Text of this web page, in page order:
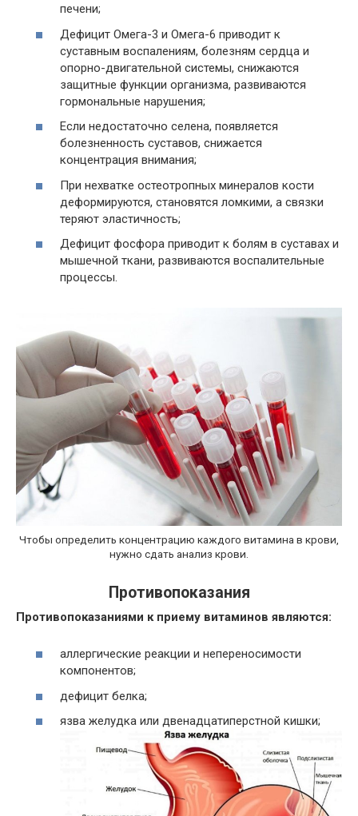
печени;
Дефицит Омега-3 и Омега-6 приводит к
суставным воспалениям, болезням сердца и
опорно-двигательной системы, снижаются
защитные функции организма, развиваются
гормональные нарушения;
Если недостаточно селена, появляется
болезненность суставов, снижается
концентрация внимания;
При нехватке остеотропных минералов кости
деформируются, становятся ломкими, а связки
теряют эластичность;
Дефицит фосфора приводит к болям в суставах и
мышечной ткани, развиваются воспалительные
процессы.
Чтобы определить концентрацию каждого витамина в крови,
нужно сдать анализ крови.
Противопоказания
Противопоказаниями к приему витаминов являются:
аллергические реакции и непереносимости
компонентов;
дефицит белка;
язва желудка или двенадцатиперстной кишки;